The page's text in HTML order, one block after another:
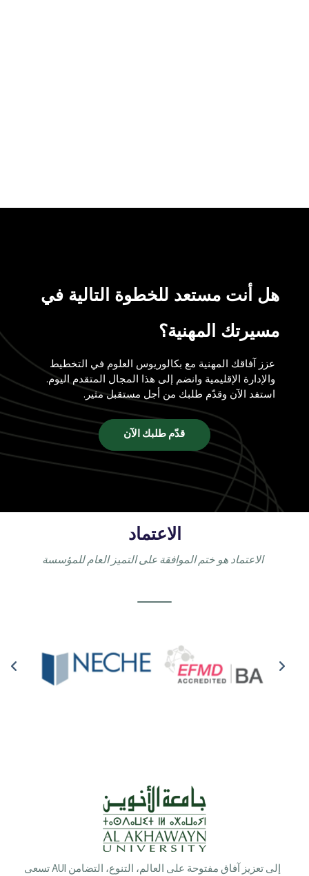
هل أنت مستعد للخطوة التالية في
مسيرتك المهنية؟
عزز آفاقك المهنية مع بكالوريوس العلوم في التخطيط
والإدارة الإقليمية وانضم إلى هذا المجال المتقدم اليوم.
استفد الآن وقدّم طلبك من أجل مستقبل مثير.
قدّم طلبك الآن
الاعتماد
الاعتماد هو ختم الموافقة على التميز العام للمؤسسة
تسعى AUI إلى تعزيز آفاق مفتوحة على العالم، التنوع، التضامن